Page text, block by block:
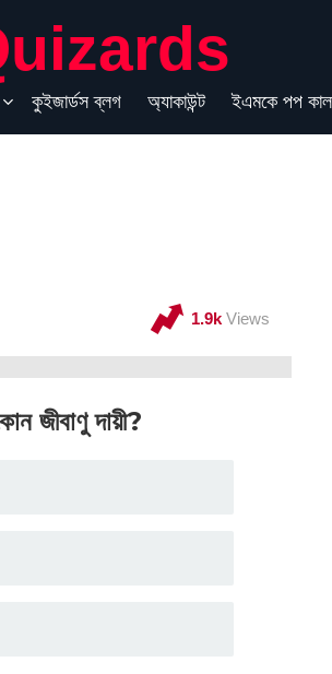
কুইজার্ডস ব্লগ অ্যাকাউন্ট ইএমকে পপ
1.9k Views
জীবাণু দায়ী?